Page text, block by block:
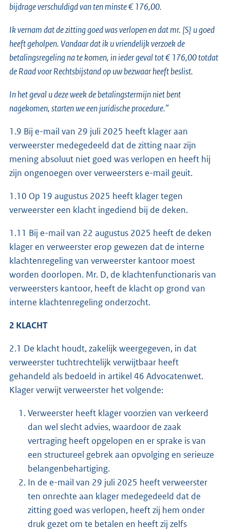
bijdrage verschuldigd van ten minste € 176,00.
Ik vernam dat de zitting goed was verlopen en dat mr. [S] u goed
heeft geholpen. Vandaar dat ik u vriendelijk verzoek de
betalingsregeling na te komen, in ieder geval tot € 176,00 totdat
de Raad voor Rechtsbijstand op uw bezwaar heeft beslist.
In het geval u deze week de betalingstermijn niet bent
nagekomen, starten we een juridische procedure.”
1.9 Bij e-mail van 29 juli 2025 heeft klager aan
verweerster medegedeeld dat de zitting naar zijn
mening absoluut niet goed was verlopen en heeft hij
zijn ongenoegen over verweersters e-mail geuit.
1.10 Op 19 augustus 2025 heeft klager tegen
verweerster een klacht ingediend bij de deken.
1.11 Bij e-mail van 22 augustus 2025 heeft de deken
klager en verweerster erop gewezen dat de interne
klachtenregeling van verweerster kantoor moest
worden doorlopen. Mr. D, de klachtenfunctionaris van
verweersters kantoor, heeft de klacht op grond van
interne klachtenregeling onderzocht.
2 KLACHT
2.1 De klacht houdt, zakelijk weergegeven, in dat
verweerster tuchtrechtelijk verwijtbaar heeft
gehandeld als bedoeld in artikel 46 Advocatenwet.
Klager verwijt verweerster het volgende:
Verweerster heeft klager voorzien van verkeerd
dan wel slecht advies, waardoor de zaak
vertraging heeft opgelopen en er sprake is van
een structureel gebrek aan opvolging en serieuze
belangenbehartiging.
In de e-mail van 29 juli 2025 heeft verweerster
ten onrechte aan klager medegedeeld dat de
zitting goed was verlopen, heeft zij hem onder
druk gezet om te betalen en heeft zij zelfs